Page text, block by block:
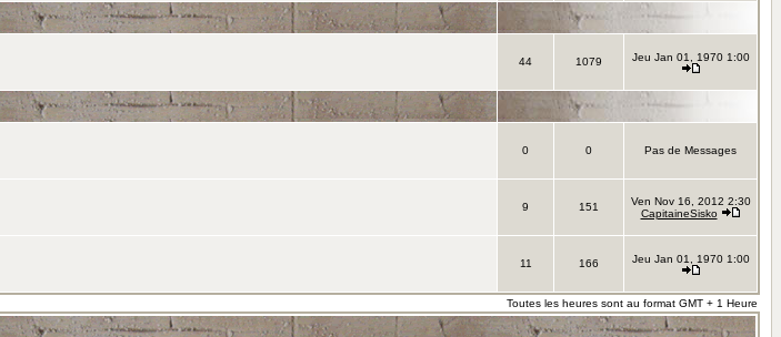
44 1079 Jeu Jan 01, 1970 1:00
0 0 Pas de Messages
9 151
Ven Nov 16, 2012 2:30
CapitaineSisko
11 166 Jeu Jan 01, 1970 1:00
Toutes les heures sont au format GMT + 1 Heure